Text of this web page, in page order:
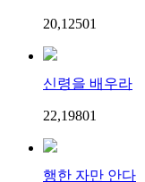
20,12501
신령을 배우라
22,19801
행한 자만 안다